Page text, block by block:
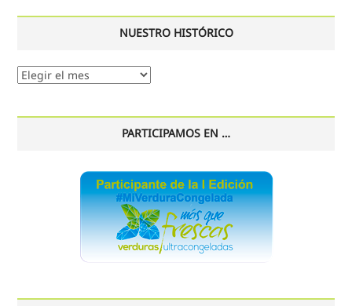
NUESTRO HISTÓRICO
Nuestro
PARTICIPAMOS EN …